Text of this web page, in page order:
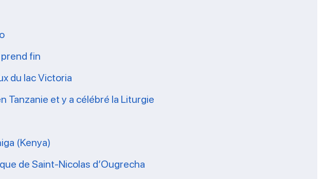
fin
du lac Victoria
Tanzanie et y a célébré la Liturgie
(Kenya)
de Saint-Nicolas d’Ougrecha